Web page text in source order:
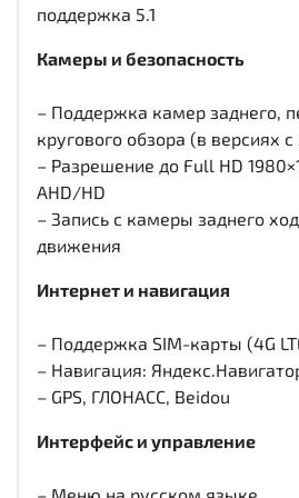
поддержка 5.1
Камеры и безопасность
– Поддержка камер заднего,
кругового обзора (в версиях
– Разрешение до Full HD
AHD/HD
– Запись с камеры заднего
движения
Интернет и навигация
– Поддержка SIM-карты (4G
– Навигация:
– GPS, ГЛОНАСС, Beidou
Интерфейс и управление